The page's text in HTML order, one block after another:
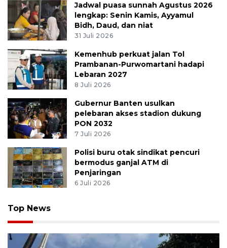
Jadwal puasa sunnah Agustus 2026
lengkap: Senin Kamis, Ayyamul
Bidh, Daud, dan niat
31 Juli 2026
Kemenhub perkuat jalan Tol
Prambanan-Purwomartani hadapi
Lebaran 2027
8 Juli 2026
Gubernur Banten usulkan
pelebaran akses stadion dukung
PON 2032
7 Juli 2026
Polisi buru otak sindikat pencuri
bermodus ganjal ATM di
Penjaringan
6 Juli 2026
Top News